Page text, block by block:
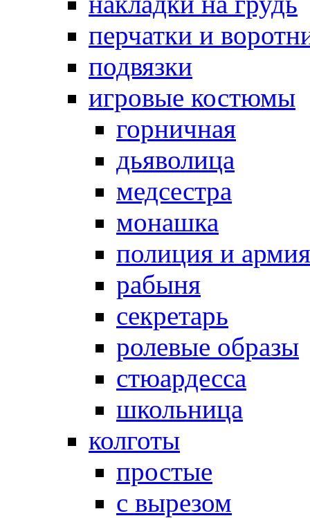
перчатки и
подвязки
игровые костюмы
горничная
дьяволица
медсестра
монашка
полиция и армия
рабыня
секретарь
ролевые образы
стюардесса
школьница
колготы
простые
с вырезом